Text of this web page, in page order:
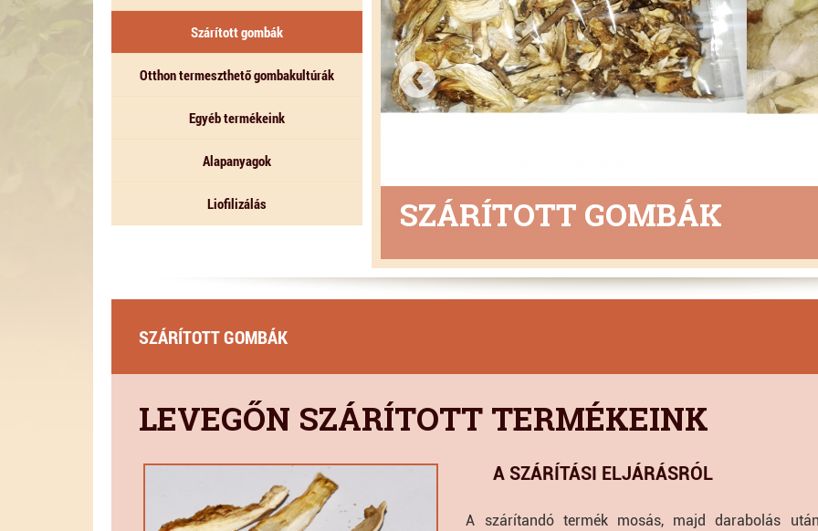
Szárított gombák
Otthon termeszthető gombakultúrák
Egyéb termékeink
Alapanyagok
Liofilizálás SZÁRÍTOTT GOMBÁK
SZÁRÍTOTT GOMBÁK
LEVEGŐN SZÁRÍTOTT TERMÉKEINK
A SZÁRÍTÁSI ELJÁRÁSRÓL
A szárítandó termék mosás, majd darabolás